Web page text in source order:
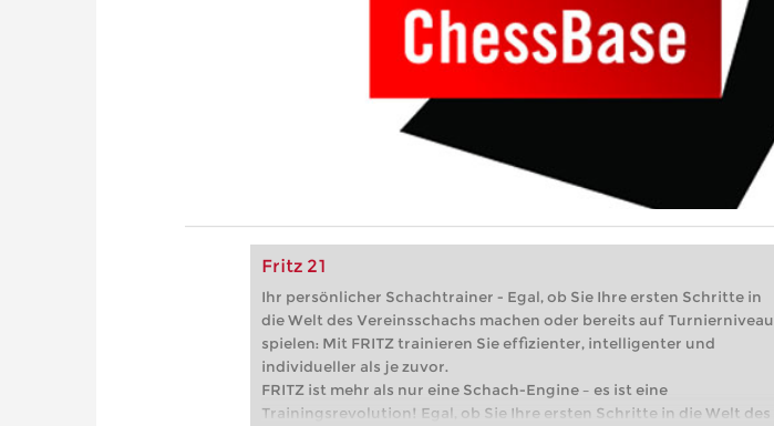
Fritz 21
Ihr persönlicher Schachtrainer - Egal, ob Sie Ihre ersten Schritte in
die Welt des Vereinsschachs machen oder bereits auf Turnierniveau
spielen: Mit FRITZ trainieren Sie effizienter, intelligenter und
individueller als je zuvor.
FRITZ ist mehr als nur eine Schach-Engine – es ist eine
Trainingsrevolution! Egal, ob Sie Ihre ersten Schritte in die Welt des